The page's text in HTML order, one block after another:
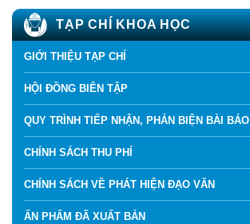
TẠP CHÍ KHOA HỌC
GIỚI THIỆU TẠP CHÍ
HỘI ĐỒNG BIÊN TẬP
QUY TRÌNH TIẾP NHẬN, PHẢN BIỆN BÀI BÁO
CHÍNH SÁCH THU PHÍ
CHÍNH SÁCH VỀ PHÁT HIỆN ĐẠO VĂN
ẤN PHẨM ĐÃ XUẤT BẢN